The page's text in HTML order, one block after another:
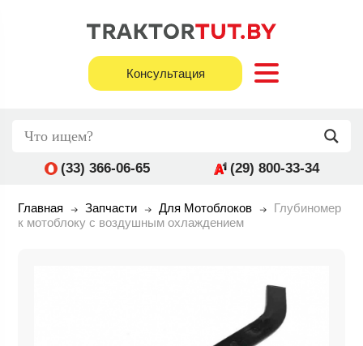
Консультация
(33) 366-06-65 (29) 800-33-34
Главная Запчасти Для Мотоблоков
Глубиномер
к мотоблоку с воздушным охлаждением